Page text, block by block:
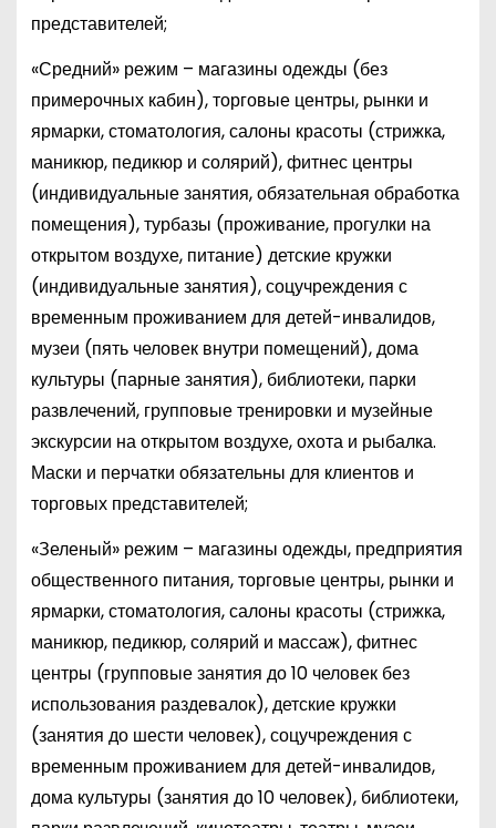
представителей;
«Средний» режим – магазины одежды (без
примерочных кабин), торговые центры, рынки и
ярмарки, стоматология, салоны красоты (стрижка,
маникюр, педикюр и солярий), фитнес центры
(индивидуальные занятия, обязательная обработка
помещения), турбазы (проживание, прогулки на
открытом воздухе, питание) детские кружки
(индивидуальные занятия), соцучреждения с
временным проживанием для детей-инвалидов,
музеи (пять человек внутри помещений), дома
культуры (парные занятия), библиотеки, парки
развлечений, групповые тренировки и музейные
экскурсии на открытом воздухе, охота и рыбалка.
Маски и перчатки обязательны для клиентов и
торговых представителей;
«Зеленый» режим – магазины одежды, предприятия
общественного питания, торговые центры, рынки и
ярмарки, стоматология, салоны красоты (стрижка,
маникюр, педикюр, солярий и массаж), фитнес
центры (групповые занятия до 10 человек без
использования раздевалок), детские кружки
(занятия до шести человек), соцучреждения с
временным проживанием для детей-инвалидов,
дома культуры (занятия до 10 человек), библиотеки,